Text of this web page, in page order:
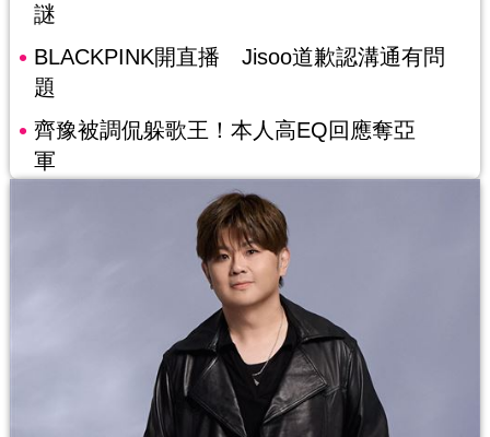
謎
BLACKPINK開直播 Jisoo道歉認溝通有問
題
齊豫被調侃躲歌王！本人高EQ回應奪亞
軍